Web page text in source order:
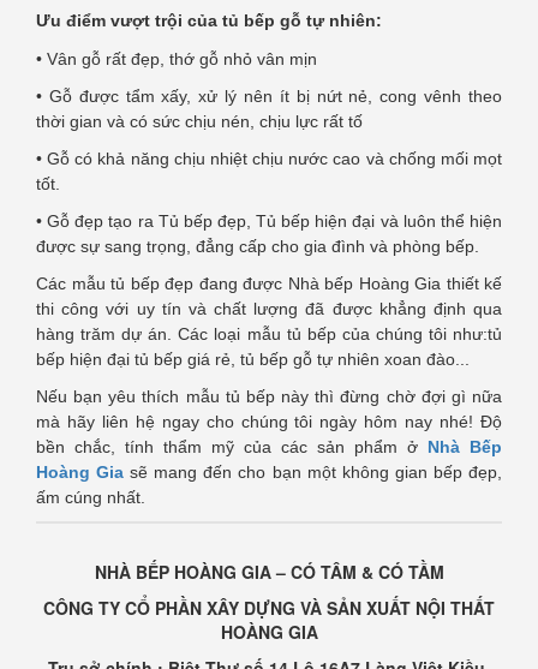
Ưu điểm vượt trội của tủ bếp gỗ tự nhiên:
• Vân gỗ rất đẹp, thớ gỗ nhỏ vân mịn
• Gỗ được tẩm xấy, xử lý nên ít bị nứt nẻ, cong vênh theo
thời gian và có sức chịu nén, chịu lực rất tố
• Gỗ có khả năng chịu nhiệt chịu nước cao và chống mối mọt
tốt.
• Gỗ đẹp tạo ra Tủ bếp đẹp, Tủ bếp hiện đại và luôn thể hiện
được sự sang trọng, đẳng cấp cho gia đình và phòng bếp.
Các mẫu tủ bếp đẹp đang được Nhà bếp Hoàng Gia thiết kế
thi công với uy tín và chất lượng đã được khẳng định qua
hàng trăm dự án. Các loại mẫu tủ bếp của chúng tôi như:tủ
bếp hiện đại tủ bếp giá rẻ, tủ bếp gỗ tự nhiên xoan đào...
Nếu bạn yêu thích mẫu tủ bếp này thì đừng chờ đợi gì nữa
mà hãy liên hệ ngay cho chúng tôi ngày hôm nay nhé! Độ
bền chắc, tính thẩm mỹ của các sản phẩm ở Nhà Bếp
Hoàng Gia sẽ mang đến cho bạn một không gian bếp đẹp,
ấm cúng nhất.
NHÀ BẾP HOÀNG GIA – CÓ TÂM & CÓ TẦM
CÔNG TY CỔ PHẦN XÂY DỰNG VÀ SẢN XUẤT NỘI THẤT
HOÀNG GIA